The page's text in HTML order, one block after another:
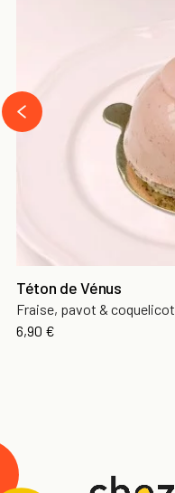
Téton de Vénus
Fraise, pavot & coquelicot
6,90 €
‹